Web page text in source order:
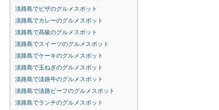
淡路島でピザのグルメスポット
淡路島でカレーのグルメスポット
淡路島で高級のグルメスポット
淡路島でスイーツのグルメスポット
淡路島でケーキのグルメスポット
淡路島で玉ねぎのグルメスポット
淡路島で淡路牛のグルメスポット
淡路島で淡路ビーフのグルメスポット
淡路島でランチのグルメスポット